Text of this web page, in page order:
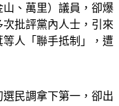
、萬里）議員，卻爆
批評黨內人士，引來
人「聯手抵制」，遭
民調拿下第一，卻出